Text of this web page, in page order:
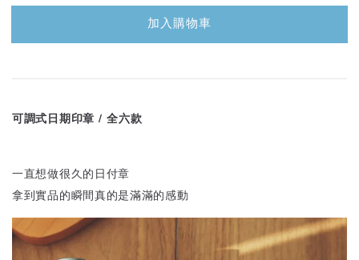
加入購物車
可調式日期印章 / 全六款
一直想做很久的日付章
拿到實品的瞬間真的是滿滿的感動